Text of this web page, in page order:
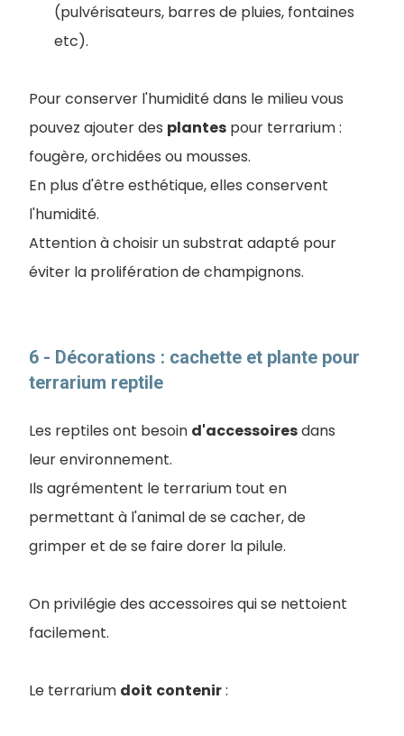
(pulvérisateurs, barres de pluies, fontaines
etc).
Pour conserver l'humidité dans le milieu vous
pouvez ajouter des plantes pour terrarium :
fougère, orchidées ou mousses.
En plus d'être esthétique, elles conservent
l'humidité.
Attention à choisir un substrat adapté pour
éviter la prolifération de champignons.
6 - Décorations : cachette et plante pour
terrarium reptile
Les reptiles ont besoin d'accessoiresdans
leur environnement.
Ils agrémentent le terrarium tout en
permettant à l'animal de se cacher, de
grimper et de se faire dorer la pilule.
On privilégie des accessoires qui se nettoient
facilement.
Le terrarium doit contenir: